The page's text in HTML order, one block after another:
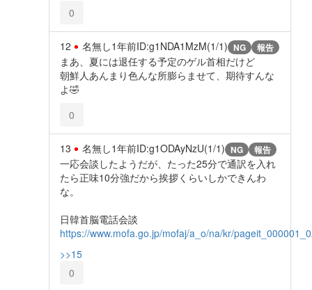
0
12 名無し1年前ID:g1NDA1MzM(1/1) NG 報告
まあ、夏には退任する予定のゲル首相だけど
朝鮮人あんまり色んな所膨らませて、期待すんな
よ🤣
0
13 名無し1年前ID:g1ODAyNzU(1/1) NG 報告
一応会談したようだが、たった25分で通訳を入れ
たら正味10分強だから挨拶くらいしかできんわ
な。
日韓首脳電話会談
https://www.mofa.go.jp/mofaj/a_o/na/kr/
>>15
0